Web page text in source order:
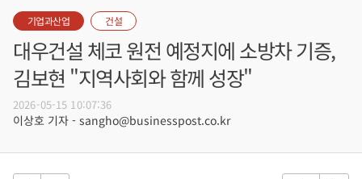
기업과산업 건설
대우건설 체코 원전 예정지에 소방차 기증,
김보현 "지역사회와 함께 성장"
2026-05-15 10:07:36
이상호 기자 - sangho@businesspost.co.kr